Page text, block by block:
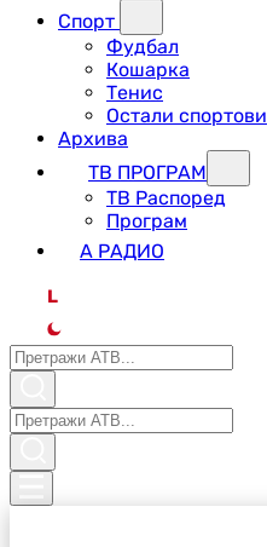
Спорт
Фудбал
Кошарка
Тенис
Остали спортови
Архива
ТВ ПРОГРАМ
ТВ Распоред
Програм
А РАДИО
L